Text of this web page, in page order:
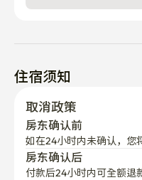
住宿须知
取消政策
房东确认前
如在24小时内未确认，您
房东确认后
付款后24小时内可全额退